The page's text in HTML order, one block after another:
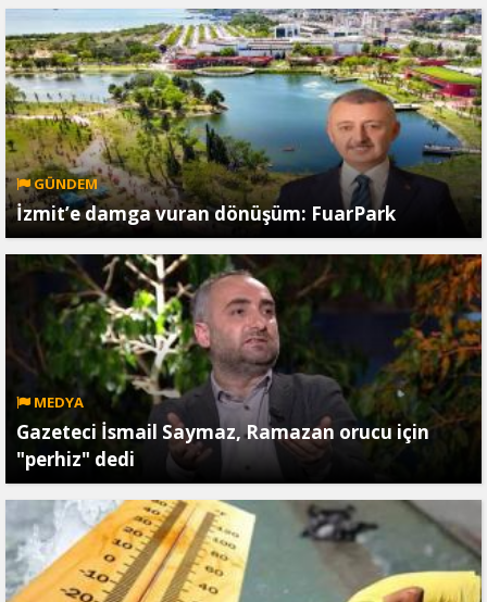
GÜNDEM
İzmit’e damga vuran dönüşüm: FuarPark
MEDYA
Gazeteci İsmail Saymaz, Ramazan orucu için
"perhiz" dedi